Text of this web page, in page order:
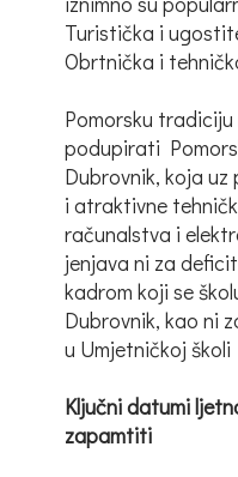
Turistička i
Obrtnička i
Pomorsku
podupirati
Dubrovnik, koja
i atraktivne
računalstva i
jenjava ni za
kadrom koji se
Dubrovnik, kao ni
u Umjetničkoj
Ključni datumi
zapamtiti